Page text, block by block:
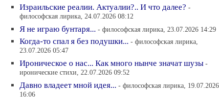
Израильские реалии. Актуалии?.. И что далее? -
философская лирика, 24.07.2026 08:12
Я не играю бунтаря... - философская лирика, 23.07.2026 14:29
Когда-то спал я без подушки... - философская лирика,
23.07.2026 05:47
Ироническое о нас... Как много нынче значат шузы -
иронические стихи, 22.07.2026 09:52
Давно владеет мной идея... - философская лирика, 19.07.2026
16:06